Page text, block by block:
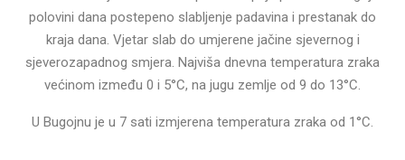
polovini dana postepeno slabljenje padavina i prestanak do
kraja dana. Vjetar slab do umjerene jačine sjevernog i
sjeverozapadnog smjera. Najviša dnevna temperatura zraka
većinom između 0 i 5°C, na jugu zemlje od 9 do 13°C.
U Bugojnu je u 7 sati izmjerena temperatura zraka od 1°C.